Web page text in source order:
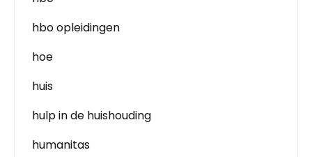
hbo opleidingen
hoe
huis
hulp in de huishouding
humanitas